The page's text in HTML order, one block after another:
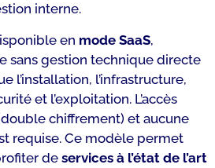
interne.
en mode SaaS,
sans gestion technique directe
l’installation, l’infrastructure,
et l’exploitation. L’accès
chiffrement) et aucune
requise. Ce modèle permet
de services à l’état de l’art